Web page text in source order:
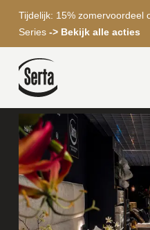
Tijdelijk: 15% zomervoordeel
Series -> Bekijk alle acties
Home Winkels